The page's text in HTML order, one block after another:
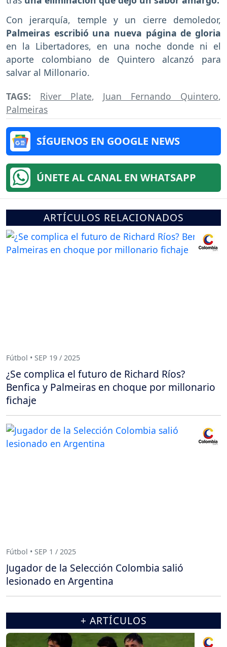
Con jerarquía, temple y un cierre demoledor,
Palmeiras escribió una nueva página de gloria
en la Libertadores, en una noche donde ni el
aporte colombiano de Quintero alcanzó para
salvar al Millonario.
TAGS: River Plate, Juan Fernando Quintero,
Palmeiras
SÍGUENOS EN GOOGLE NEWS
ÚNETE AL CANAL EN WHATSAPP
ARTÍCULOS RELACIONADOS
Fútbol • SEP 19 / 2025
¿Se complica el futuro de Richard Ríos?
Benfica y Palmeiras en choque por millonario
fichaje
Fútbol • SEP 1 / 2025
Jugador de la Selección Colombia salió
lesionado en Argentina
+ ARTÍCULOS